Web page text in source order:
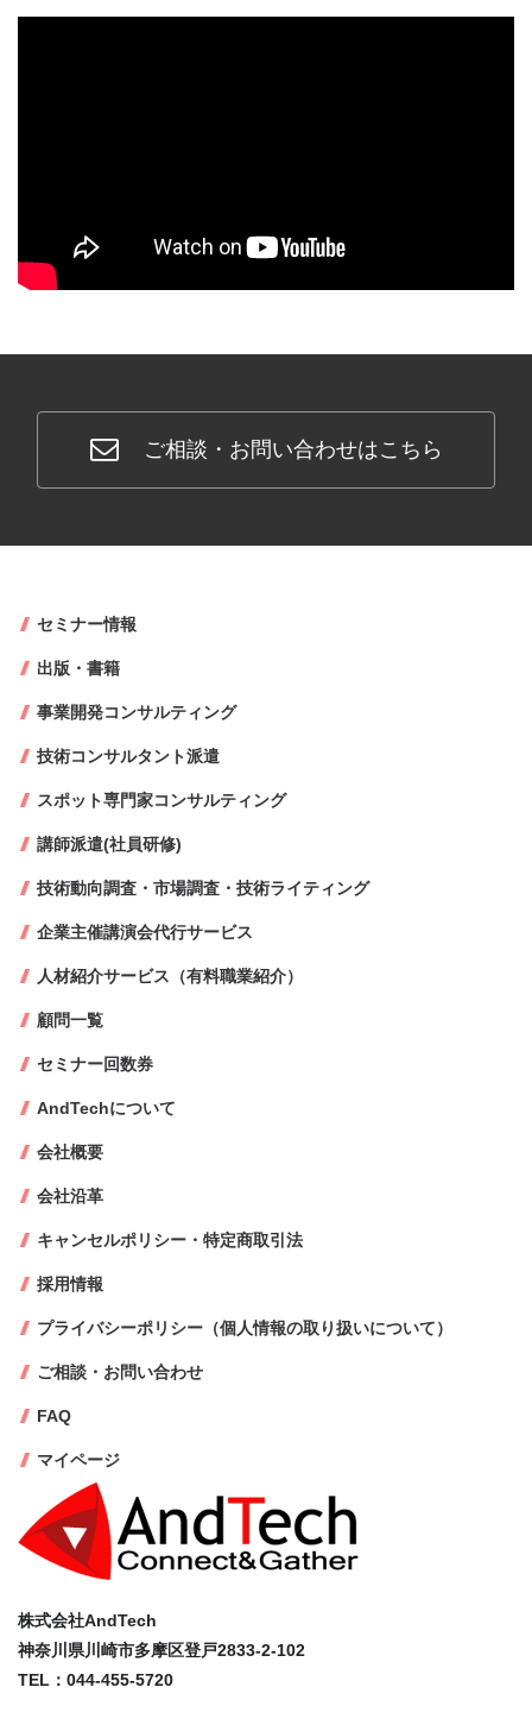
ご相談・お問い合わせはこちら
株式会社AndTech
神奈川県川崎市多摩区登戸2833-2-102
TEL：044-455-5720
セミナー情報
出版・書籍
事業開発コンサルティング
技術コンサルタント派遣
スポット専門家コンサルティング
講師派遣(社員研修)
技術動向調査・市場調査・技術ライティング
企業主催講演会代行サービス
人材紹介サービス（有料職業紹介）
顧問一覧
セミナー回数券
AndTechについて
会社概要
会社沿革
キャンセルポリシー・特定商取引法
採用情報
プライバシーポリシー（個人情報の取り扱いについて）
ご相談・お問い合わせ
FAQ
マイページ